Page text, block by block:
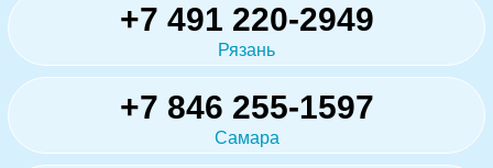
+7 491 220-2949
Рязань
+7 846 255-1597
Самара